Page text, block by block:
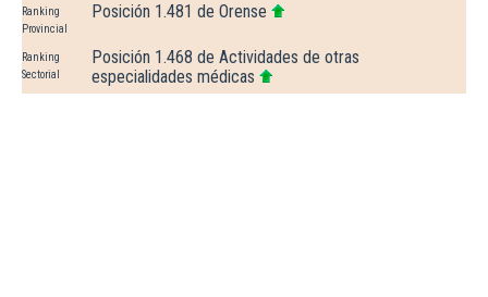
Ranking
Provincial
Posición 1.481 de Orense
Ranking
Sectorial
Posición 1.468 de Actividades de otras
especialidades médicas